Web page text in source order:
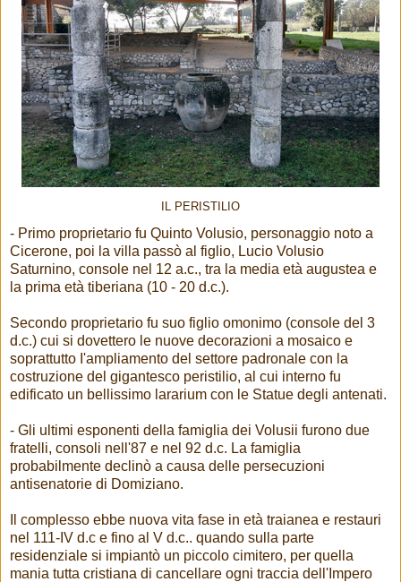
IL PERISTILIO
- Primo proprietario fu Quinto Volusio, personaggio noto a
Cicerone, poi la villa passò al figlio, Lucio Volusio
Saturnino, console nel 12 a.c., tra la media età augustea e
la prima età tiberiana (10 - 20 d.c.).
Secondo proprietario fu suo figlio omonimo (console del 3
d.c.) cui si dovettero le nuove decorazioni a mosaico e
soprattutto I'ampliamento del settore padronale con la
costruzione del gigantesco peristilio, al cui interno fu
edificato un bellissimo lararium con le Statue degli antenati.
- Gli ultimi esponenti della famiglia dei Volusii furono due
fratelli, consoli nell'87 e nel 92 d.c. La famiglia
probabilmente declinò a causa delle persecuzioni
antisenatorie di Domiziano.
Il complesso ebbe nuova vita fase in età traianea e restauri
nel 111-IV d.c e fino al V d.c.. quando sulla parte
residenziale si impiantò un piccolo cimitero, per quella
mania tutta cristiana di cancellare ogni traccia dell'Impero